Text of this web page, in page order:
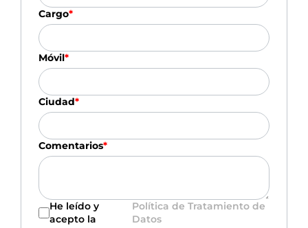
Cargo*
Móvil*
Ciudad*
Comentarios*
He leído y
acepto la
Política de Tratamiento de
Datos